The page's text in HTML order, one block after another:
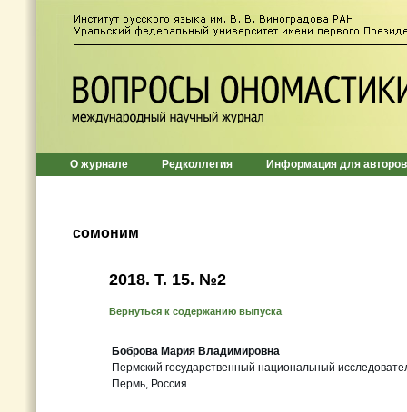
О журнале Редколлегия Информация для авторов
сомоним
2018. Т. 15. №2
Вернуться к содержанию выпуска
Боброва Мария Владимировна
Пермский государственный национальный
Пермь, Россия